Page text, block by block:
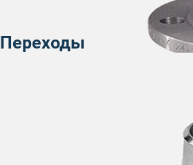
Переходы